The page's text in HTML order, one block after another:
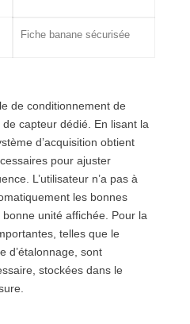
Fiche banane sécurisée
de conditionnement de
capteur dédié. En lisant la
d’acquisition obtient
pour ajuster
L’utilisateur n’a pas à
les bonnes
unité affichée. Pour la
telles que le
d’étalonnage, sont
stockées dans le